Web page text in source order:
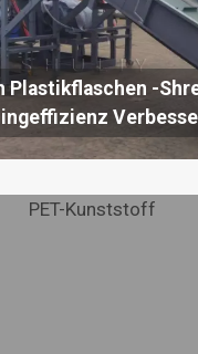
Plastikflaschen -